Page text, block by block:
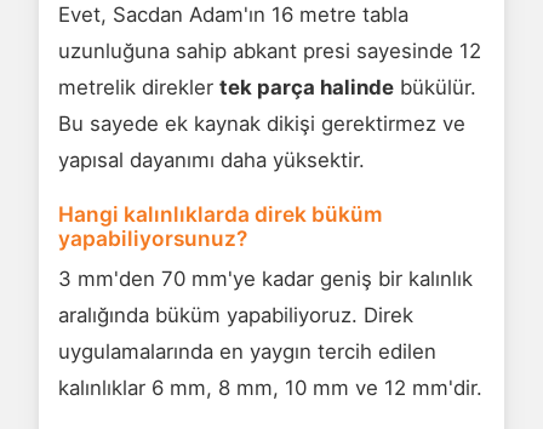
Evet, Sacdan Adam'ın 16 metre tabla
uzunluğuna sahip abkant presi sayesinde 12
metrelik direkler tek parça halinde bükülür.
Bu sayede ek kaynak dikişi gerektirmez ve
yapısal dayanımı daha yüksektir.
Hangi kalınlıklarda direk büküm
yapabiliyorsunuz?
3 mm'den 70 mm'ye kadar geniş bir kalınlık
aralığında büküm yapabiliyoruz. Direk
uygulamalarında en yaygın tercih edilen
kalınlıklar 6 mm, 8 mm, 10 mm ve 12 mm'dir.